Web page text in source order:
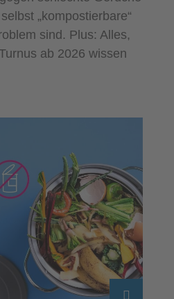
„kompostierbare“
sind. Plus: Alles,
ab 2026 wissen